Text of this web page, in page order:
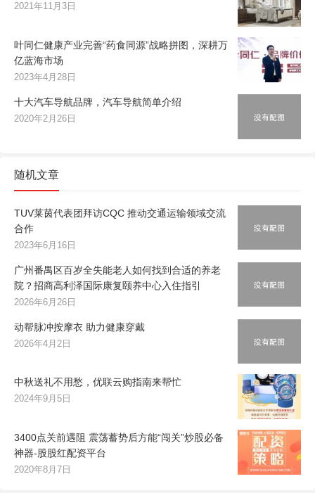
2021年11月3日
叶同仁健康产业完善“药食同源”战略拼图，深耕万
亿蓝海市场
2023年4月28日
十大汽车导航品牌，汽车导航简单介绍
2020年2月26日
随机文章
TUV莱茵代表团拜访CQC 推动交通运输领域交流
合作
2023年6月16日
广州番禺区百岁全失能老人如何找到合适的养老
院？招商高利泽国际康复颐养中心入住指引
2026年6月26日
动帮脉冲按摩衣 助力健康穿戴
2026年4月2日
中秋送礼不用愁，优联云购指南来帮忙
2024年9月5日
3400点关前遇阻 震荡蓄势后方能“闯关”炒股必备
神器-股股红配资平台
2020年8月7日